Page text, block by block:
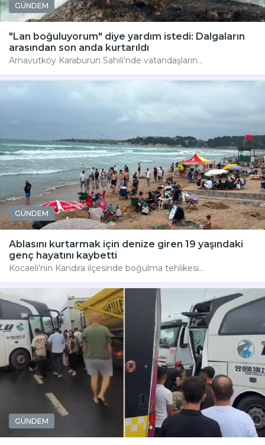
GÜNDEM
"Lan boğuluyorum" diye yardım istedi: Dalgaların
arasından son anda kurtarıldı
Arnavutköy Karaburun Sahili'nde vatandaşların...
GÜNDEM
Ablasını kurtarmak için denize giren 19 yaşındaki
genç hayatını kaybetti
Kocaeli'nin Kandıra ilçesinde boğulma tehlikesi...
GÜNDEM